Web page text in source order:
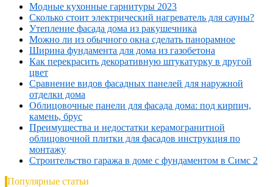
Модные кухонные гарнитуры 2023
Сколько стоит электрический нагреватель для сауны?
Утепление фасада дома из ракушечника
Можно ли из обычного окна сделать панорамное
Ширина фундамента для дома из газобетона
Как перекрасить декоративную штукатурку в другой
цвет
Сравнение видов фасадных панелей для наружной
отделки дома
Облицовочные панели для фасада дома: под кирпич,
камень, брус
Преимущества и недостатки керамогранитной
облицовочной плитки для фасадов инструкция по
монтажу
Строительство гаража в доме с фундаментом в Симс 2
Популярные статьи